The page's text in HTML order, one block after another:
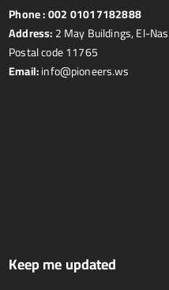
Phone :002 01017182888
Address:2 May Buildings, El-
Postal code 11765
Email:info@pioneers.ws
Keep me updated